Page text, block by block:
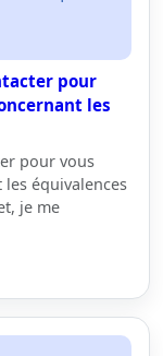
pour
les
pour vous
équivalences
je me